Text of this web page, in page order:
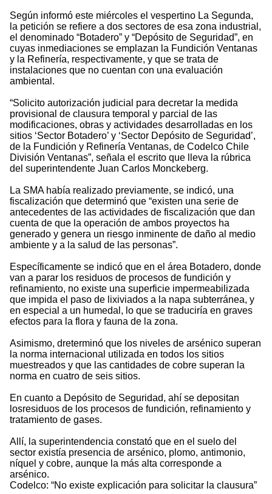
Según informó este miércoles el vespertino La Segunda,
la petición se refiere a dos sectores de esa zona industrial,
el denominado “Botadero” y “Depósito de Seguridad”, en
cuyas inmediaciones se emplazan la Fundición Ventanas
y la Refinería, respectivamente, y que se trata de
instalaciones que no cuentan con una evaluación
ambiental.
“Solicito autorización judicial para decretar la medida
provisional de clausura temporal y parcial de las
modificaciones, obras y actividades desarrolladas en los
sitios ‘Sector Botadero’ y ‘Sector Depósito de Seguridad’,
de la Fundición y Refinería Ventanas, de Codelco Chile
División Ventanas”, señala el escrito que lleva la rúbrica
del superintendente Juan Carlos Monckeberg.
La SMA había realizado previamente, se indicó, una
fiscalización que determinó que “existen una serie de
antecedentes de las actividades de fiscalización que dan
cuenta de que la operación de ambos proyectos ha
generado y genera un riesgo inminente de daño al medio
ambiente y a la salud de las personas”.
Específicamente se indicó que en el área Botadero, donde
van a parar los residuos de procesos de fundición y
refinamiento, no existe una superficie impermeabilizada
que impida el paso de lixiviados a la napa subterránea, y
en especial a un humedal, lo que se traduciría en graves
efectos para la flora y fauna de la zona.
Asimismo, dreterminó que los niveles de arsénico superan
la norma internacional utilizada en todos los sitios
muestreados y que las cantidades de cobre superan la
norma en cuatro de seis sitios.
En cuanto a Depósito de Seguridad, ahí se depositan
losresiduos de los procesos de fundición, refinamiento y
tratamiento de gases.
Allí, la superintendencia constató que en el suelo del
sector existía presencia de arsénico, plomo, antimonio,
níquel y cobre, aunque la más alta corresponde a
arsénico.
Codelco: “No existe explicación para solicitar la clausura”